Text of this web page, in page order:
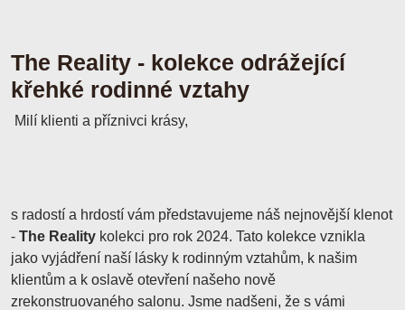
The Reality - kolekce odrážející
křehké rodinné vztahy
Milí klienti a příznivci krásy,
s radostí a hrdostí vám představujeme náš nejnovější klenot
- The Reality kolekci pro rok 2024. Tato kolekce vznikla
jako vyjádření naší lásky k rodinným vztahům, k našim
klientům a k oslavě otevření našeho nově
zrekonstruovaného salonu. Jsme nadšeni, že s vámi